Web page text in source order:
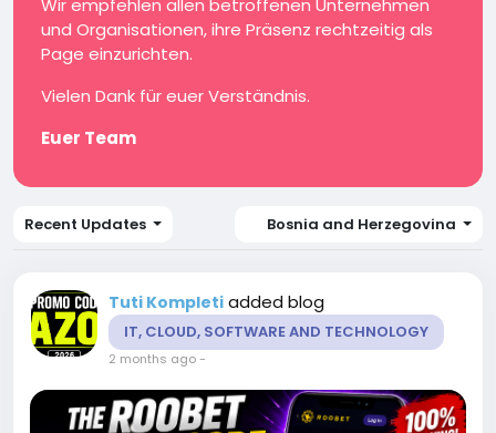
Wir empfehlen allen betroffenen Unternehmen
und Organisationen, ihre Präsenz rechtzeitig als
Page einzurichten.
Vielen Dank für euer Verständnis.
Euer Team
Recent Updates Bosnia and Herzegovina
Tuti Kompleti added blog
IT, CLOUD, SOFTWARE AND TECHNOLOGY
2 months ago-